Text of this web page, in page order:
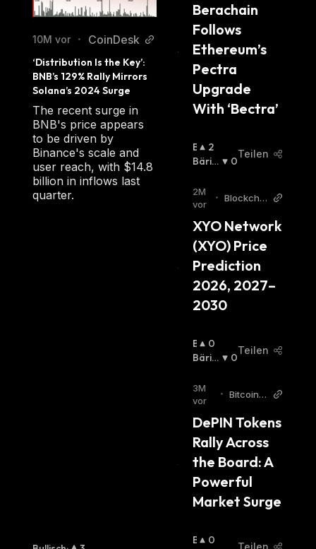
10M vor • CoinDesk
‘Distribution Is the Key’:
BNB’s 129% Rally Mirrors
Solana’s 2024 Surge
The recent surge in
BNB's price appears
to be driven by
Binance's scale and
user reach, with $14.8
billion in inflows last
quarter.
Berachain
Follows
Ethereum’s
Pectra
Upgrade
With ‘Bectra’
B
U
I
S
H
:
2
Bäris
0
Teilen
2M
vor
•
Blockchai
r
XYO Network
(XYO) Price
Prediction
2026, 2027–
2030
B
U
I
S
H
0
Bäris
0
Teilen
3M
vor
•
Bitcoin
DePIN Tokens
Rally Across
the Board: A
Powerful
Market Surge
B
0
Teilen